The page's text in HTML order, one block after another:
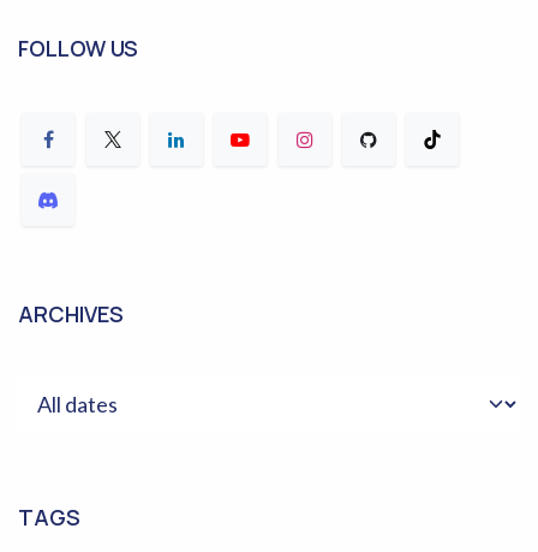
FOLLOW US
ARCHIVES
TAGS